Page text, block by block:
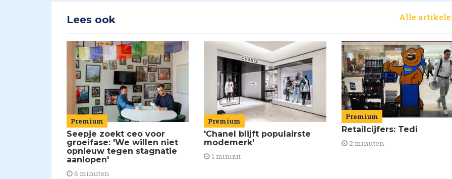
Lees ook Alle
Premium
Seepje zoekt ceo voor
groeifase: 'We willen niet
opnieuw tegen stagnatie
aanlopen'
6 minuten
Premium
'Chanel blijft populairste
modemerk'
1 minuut
Premium
Retailcijfers: Tedi
2 minuten